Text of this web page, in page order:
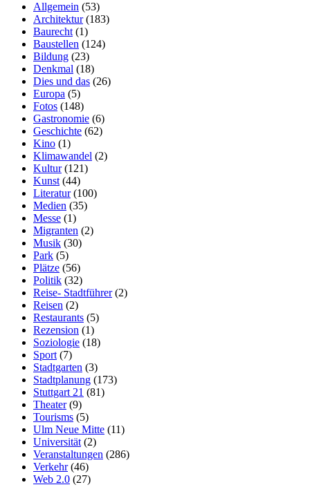
Allgemein (53)
Architektur(183)
Baurecht (1)
Baustellen (124)
Bildung (23)
Denkmal (18)
Dies und das (26)
Europa (5)
Fotos (148)
Gastronomie (6)
Geschichte (62)
Kino (1)
Klimawandel (2)
Kultur(121)
Kunst (44)
Literatur(100)
Medien (35)
Messe (1)
Migranten (2)
Musik (30)
Park (5)
Plätze (56)
Politik (32)
Reise- Stadtführer(2)
Reisen (2)
Restaurants (5)
Rezension (1)
Soziologie (18)
Sport (7)
Stadtgarten (3)
Stadtplanung (173)
Stuttgart 21 (81)
Theater(9)
Tourisms (5)
Ulm Neue Mitte (11)
Universität (2)
Veranstaltungen (286)
Verkehr(46)
Web 2.0 (27)